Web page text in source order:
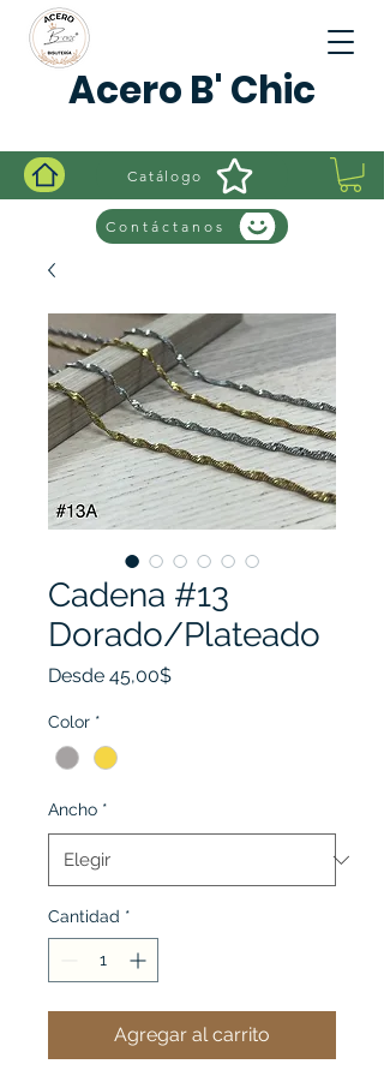
Acero B' Chic
Catálogo
Contáctanos
Cadena #13
Dorado/Plateado
Desde 45,00$Precio
Color *
Ancho *
Cantidad *
Agregar al carrito